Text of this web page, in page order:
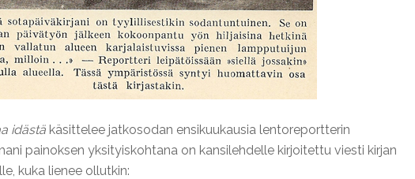
idästä käsittelee jatkosodan ensikuukausia lentoreportterin
painoksen yksityiskohtana on kansilehdelle kirjoitettu viesti kirjan
kuka lienee ollutkin: